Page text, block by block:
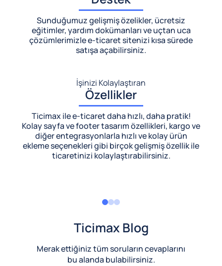
Sunduğumuz gelişmiş özelikler, ücretsiz
eğitimler, yardım dokümanları ve uçtan uca
çözümlerimizlee-ticaret sitenizi kısa sürede
satışa açabilirsiniz.
İşinizi Kolaylaştıran
Özellikler
Ticimax ile e-ticaret daha hızlı, daha pratik!
Kolay sayfa ve footer tasarım özellikleri, kargo ve
diğer entegrasyonlarla hızlı ve kolay ürün
ekleme seçenekleri gibi birçok gelişmiş özellik ile
ticaretinizi kolaylaştırabilirsiniz.
Ticimax Blog
Merak ettiğiniz tüm soruların cevaplarını
bu alanda bulabilirsiniz.